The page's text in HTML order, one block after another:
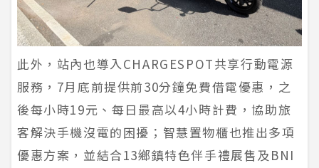
此外，站內也導入CHARGESPOT共享行動電源
服務，7月底前提供前30分鐘免費借電優惠，之
後每小時19元、每日最高以4小時計費，協助旅
客解決手機沒電的困擾；智慧置物櫃也推出多項
優惠方案，並結合13鄉鎮特色伴手禮展售及BNI